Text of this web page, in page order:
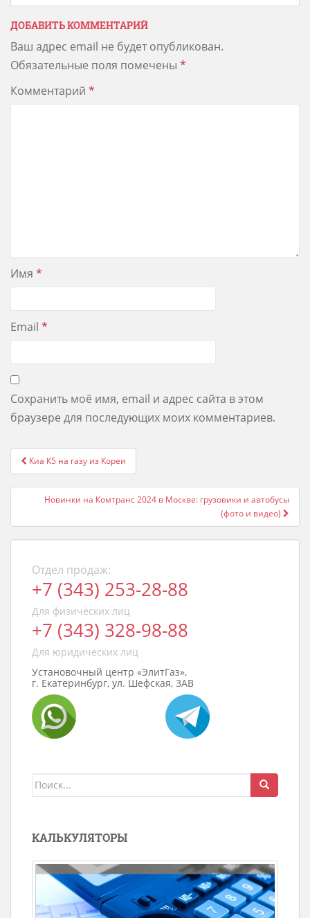
ДОБАВИТЬ КОММЕНТАРИЙ
Ваш адрес email не будет опубликован.
Обязательные поля помечены *
Комментарий *
Имя *
Email *
Сохранить моё имя, email и адрес сайта в этом
браузере для последующих моих комментариев.
Post
navigation
Киа К5 на газу из Кореи
Новинки на Комтранс 2024 в Москве: грузовики и автобусы
(фото и видео)
Отдел продаж:
+7 (343) 253-28-88
Для физических лиц
+7 (343) 328-98-88
Для юридических лиц
Установочный центр «ЭлитГаз»,
г. Екатеринбург, ул. Шефская, 3АВ
Поиск
КАЛЬКУЛЯТОРЫ